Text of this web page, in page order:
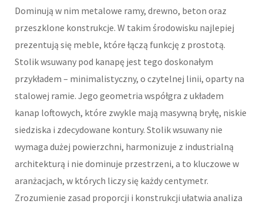
Dominują w nim metalowe ramy, drewno, beton oraz
przeszklone konstrukcje. W takim środowisku najlepiej
prezentują się meble, które łączą funkcję z prostotą.
Stolik wsuwany pod kanapę jest tego doskonałym
przykładem – minimalistyczny, o czytelnej linii, oparty na
stalowej ramie. Jego geometria współgra z układem
kanap loftowych, które zwykle mają masywną bryłę, niskie
siedziska i zdecydowane kontury. Stolik wsuwany nie
wymaga dużej powierzchni, harmonizuje z industrialną
architekturą i nie dominuje przestrzeni, a to kluczowe w
aranżacjach, w których liczy się każdy centymetr.
Zrozumienie zasad proporcji i konstrukcji ułatwia analiza